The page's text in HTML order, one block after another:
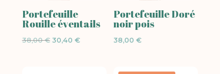
Portefeuille
Rouille éventails
38,00€ Le
30,40 €Le
Portefeuille Doré
noir pois
38,00€